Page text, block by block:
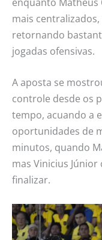
mais
retornando
jogadas ofensivas.
A aposta se
controle desde os
tempo, acuando a
oportunidades de
minutos, quando
mas Vinicius
finalizar.